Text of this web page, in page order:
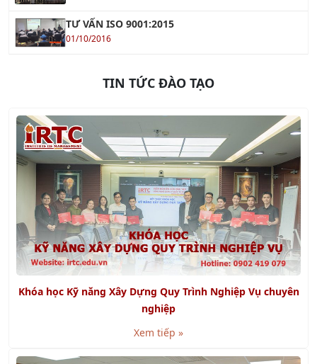
TIN TỨC ĐÀO TẠO
Khóa học Kỹ năng Xây Dựng Quy Trình Nghiệp Vụ chuyên
nghiệp
Xem tiếp »